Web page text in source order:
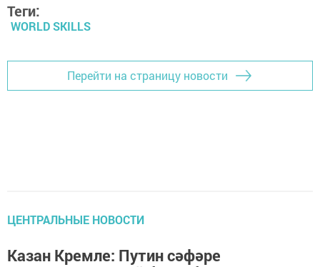
Теги:
WORLD SKILLS
Перейти на страницу новости
ЦЕНТРАЛЬНЫЕ НОВОСТИ
Казан Кремле: Путин сәфәре